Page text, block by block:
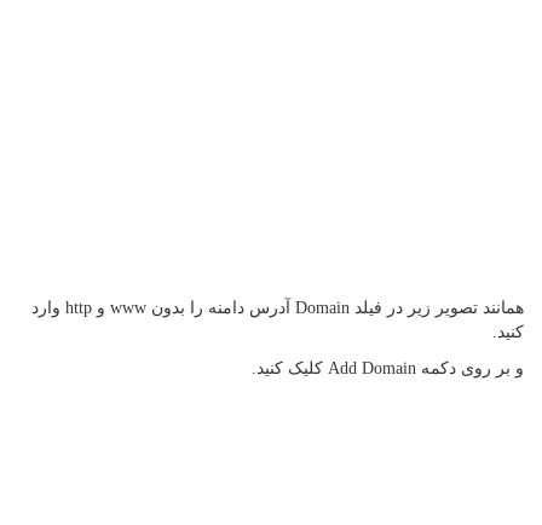
همانند تصویر زیر در فیلد Domain آدرس دامنه را بدون www و http وارد
کنید.
و بر روی دکمه Add Domain کلیک کنید.